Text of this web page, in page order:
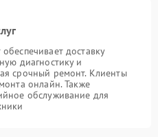
доставку
диагностику и
срочный ремонт. Клиенты
онлайн. Также
обслуживание для